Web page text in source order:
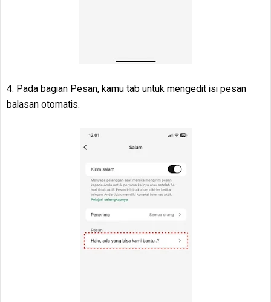
4. Pada bagian Pesan, kamu tab untuk mengedit isi pesan
balasan otomatis.